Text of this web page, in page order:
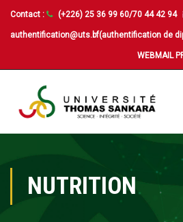
Contact : (+226) 25 36 99 60/70 44 42 94
authentification@uts.bf(authentification de
WEBMAIL
NUTRITION